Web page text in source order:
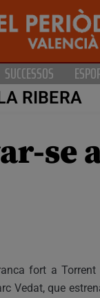
SUCCESSOS
RIBERA
se
fort a Torrent
Vedat, que